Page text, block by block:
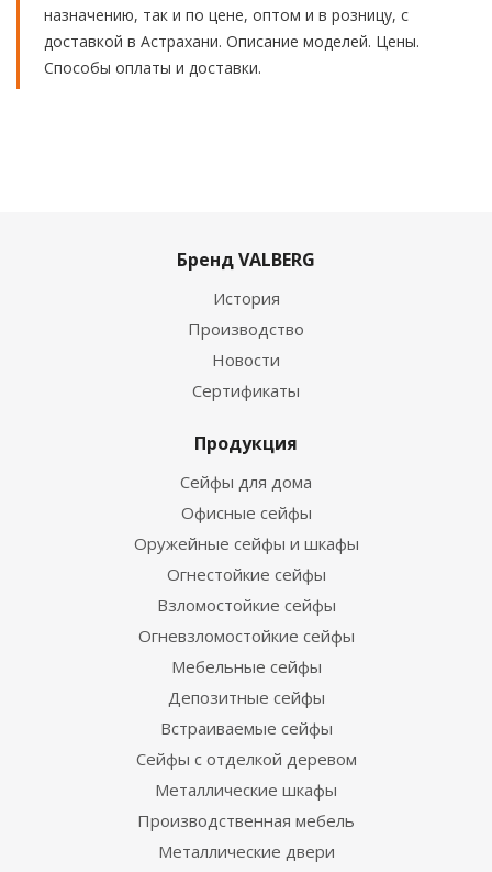
назначению, так и по цене, оптом и в розницу, с
доставкой в Астрахани. Описание моделей. Цены.
Способы оплаты и доставки.
Бренд VALBERG
История
Производство
Новости
Сертификаты
Продукция
Сейфы для дома
Офисные сейфы
Оружейные сейфы и шкафы
Огнестойкие сейфы
Взломостойкие сейфы
Огневзломостойкие сейфы
Мебельные сейфы
Депозитные сейфы
Встраиваемые сейфы
Сейфы с отделкой деревом
Металлические шкафы
Производственная мебель
Металлические двери